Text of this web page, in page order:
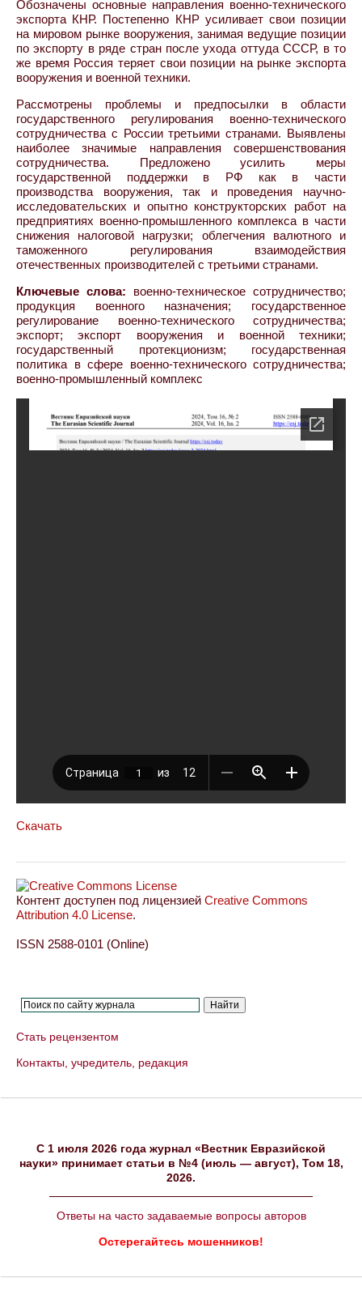
Обозначены основные направления военно-технического
экспорта КНР. Постепенно КНР усиливает свои позиции
на мировом рынке вооружения, занимая ведущие позиции
по экспорту в ряде стран после ухода оттуда СССР, в то
же время Россия теряет свои позиции на рынке экспорта
вооружения и военной техники.
Рассмотрены проблемы и предпосылки в области
государственного регулирования военно-технического
сотрудничества с России третьими странами. Выявлены
наиболее значимые направления совершенствования
сотрудничества. Предложено усилить меры
государственной поддержки в РФ как в части
производства вооружения, так и проведения научно-
исследовательских и опытно конструкторских работ на
предприятиях военно-промышленного комплекса в части
снижения налоговой нагрузки; облегчения валютного и
таможенного регулирования взаимодействия
отечественных производителей с третьими странами.
Ключевые слова: военно-техническое сотрудничество;
продукция военного назначения; государственное
регулирование военно-технического сотрудничества;
экспорт; экспорт вооружения и военной техники;
государственный протекционизм; государственная
политика в сфере военно-технического сотрудничества;
военно-промышленный комплекс
Скачать
Контент доступен под лицензией Creative Commons
Attribution 4.0 License.
ISSN 2588-0101 (Online)
Стать рецензентом
Контакты, учредитель, редакция
C 1 июля 2026 года журнал «Вестник Евразийской
науки» принимает статьи в №4 (июль — август), Том 18,
2026.
Ответы на часто задаваемые вопросы авторов
Остерегайтесь мошенников!